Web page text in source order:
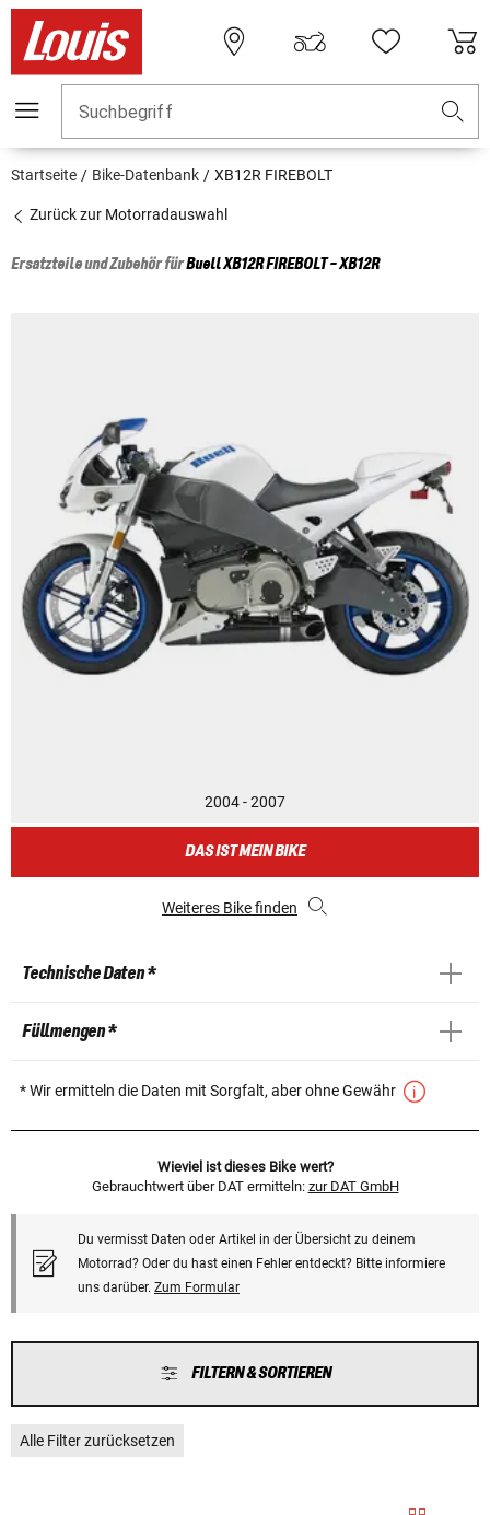
Suchbegriff
Startseite Bike-Datenbank XB12R FIREBOLT
Zurück zur Motorradauswahl
Ersatzteile und Zubehör fürBuellXB12R FIREBOLT - XB12R
2004 - 2007
DAS IST MEIN BIKE
Weiteres Bike finden
Technische Daten *
Füllmengen *
* Wir ermitteln die Daten mit Sorgfalt, aber ohne Gewähr
Wieviel ist dieses Bike wert?
Gebrauchtwert über DAT ermitteln: zur DAT GmbH
Du vermisst Daten oder Artikel in der Übersicht zu deinem
Motorrad? Oder du hast einen Fehler entdeckt? Bitte informiere
uns darüber. Zum Formular
FILTERN & SORTIEREN
Alle Filter zurücksetzen